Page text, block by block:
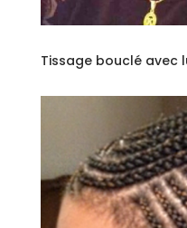
Tissage bouclé avec